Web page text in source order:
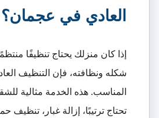
العادي في عجمان؟
إذا كان منزلك يحتاج تنظيفًا
شكله ونظافته، فإن التنظيف
المناسب. هذه الخدمة مثالية
تحتاج ترتيبًا، إزالة غبار،